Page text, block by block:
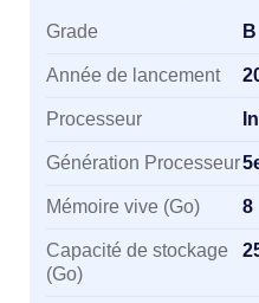
Caractéristiques clés
Grade B
Année de lancement
Processeur
Génération Processeur
Mémoire vive (Go) 8
Capacité de stockage
(Go)